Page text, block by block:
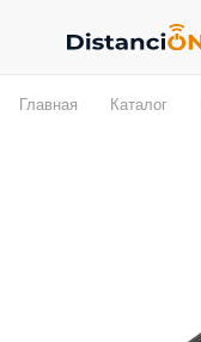
Главная Каталог